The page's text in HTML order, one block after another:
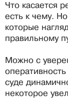
Что касается
есть к чему.
которые
правильному
Можно с
суде
некоторое